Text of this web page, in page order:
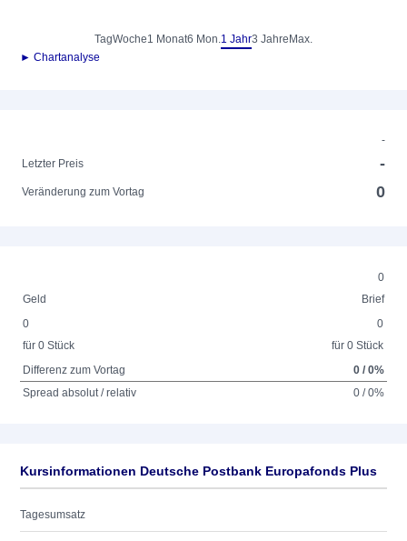
TagWoche1 Monat6 Mon.1 Jahr3 Jahre Max.
► Chartanalyse
-
Letzter Preis
-
Veränderung zum Vortag 0
0
Geld
Brief
0
für 0 Stück
0
für 0 Stück
Differenz zum Vortag
0 / 0%
Spread absolut / relativ
0 / 0%
Kursinformationen Deutsche Postbank Europafonds Plus
Tagesumsatz